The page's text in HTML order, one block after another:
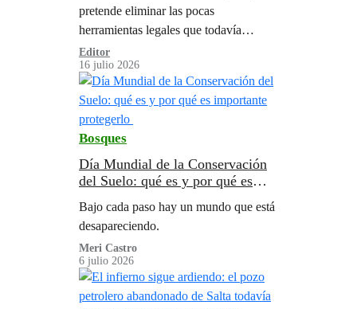
pretende eliminar las pocas
herramientas legales que todavía
protegen los bosques
Editor
16 julio 2026
Bosques
Día Mundial de la Conservación
del Suelo: qué es y por qué es
Bajo cada paso hay un mundo que está
desapareciendo.
Meri Castro
6 julio 2026